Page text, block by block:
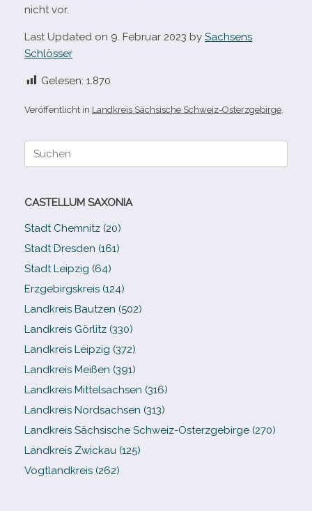
nicht vor.
Last Updated on 9. Februar 2023 by Sachsens
Schlösser
Gelesen: 1.870
Veröffentlicht in Landkreis Sächsische Schweiz-Osterzgebirge
Suche
CASTELLUM SAXONIA
Stadt Chemnitz (20)
Stadt Dresden (161)
Stadt Leipzig (64)
Erzgebirgskreis (124)
Landkreis Bautzen (502)
Landkreis Görlitz (330)
Landkreis Leipzig (372)
Landkreis Meißen (391)
Landkreis Mittelsachsen (316)
Landkreis Nordsachsen (313)
Landkreis Sächsische Schweiz-​Osterzgebirge (270)
Landkreis Zwickau (125)
Vogtlandkreis (262)